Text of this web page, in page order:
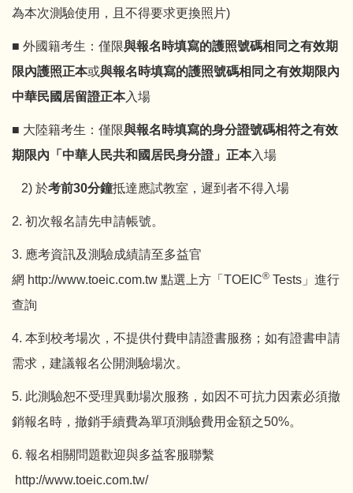
為本次測驗使用，且不得要求更換照片)
■ 外國籍考生：僅限與報名時填寫的護照號碼相同之有效期
限內護照正本或與報名時填寫的護照號碼相同之有效期限內
中華民國居留證正本入場
■ 大陸籍考生：僅限與報名時填寫的身分證號碼相符之有效
期限內「中華人民共和國居民身分證」正本入場
2) 於考前30分鐘抵達應試教室，遲到者不得入場
2. 初次報名請先申請帳號。
3. 應考資訊及測驗成績請至多益官
網 http://www.toeic.com.tw 點選上方「TOEIC® Tests」進行
查詢
4. 本到校考場次，不提供付費申請證書服務；如有證書申請
需求，建議報名公開測驗場次。
5. 此測驗恕不受理異動場次服務，如因不可抗力因素必須撤
銷報名時，撤銷手續費為單項測驗費用金額之50%。
6. 報名相關問題歡迎與多益客服聯繫
http://www.toeic.com.tw/